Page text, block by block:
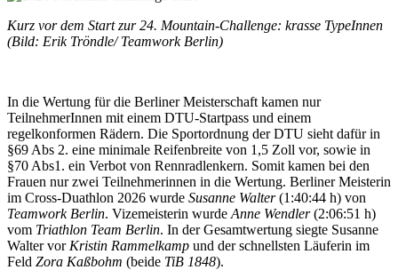
Kurz vor dem Start zur 24. Mountain-Challenge: krasse TypeInnen
(Bild: Erik Tröndle/ Teamwork Berlin)
In die Wertung für die Berliner Meisterschaft kamen nur
TeilnehmerInnen mit einem DTU-Startpass und einem
regelkonformen Rädern. Die Sportordnung der DTU sieht dafür in
§69 Abs 2. eine minimale Reifenbreite von 1,5 Zoll vor, sowie in
§70 Abs1. ein Verbot von Rennradlenkern. Somit kamen bei den
Frauen nur zwei Teilnehmerinnen in die Wertung. Berliner Meisterin
im Cross-Duathlon 2026 wurde Susanne Walter(1:40:44 h) von
Teamwork Berlin. Vizemeisterin wurde Anne Wendler(2:06:51 h)
vom Triathlon Team Berlin. In der Gesamtwertung siegte Susanne
Walter vor Kristin Rammelkamp und der schnellsten Läuferin im
Feld Zora Kaßbohm (beide TiB 1848).